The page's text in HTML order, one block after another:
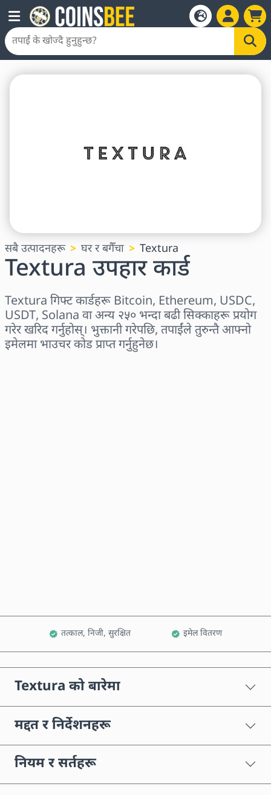
सबै उत्पादनहरू घर र बगैँचा Textura
Textura उपहार कार्ड
Textura गिफ्ट कार्डहरू Bitcoin, Ethereum, USDC,
USDT, Solana वा अन्य २५० भन्दा बढी सिक्काहरू प्रयोग
गरेर खरिद गर्नुहोस्। भुक्तानी गरेपछि, तपाईंले तुरुन्तै आफ्नो
इमेलमा भाउचर कोड प्राप्त गर्नुहुनेछ।
तत्काल, निजी, सुरक्षित इमेल वितरण
Textura को बारेमा
मद्दत र निर्देशनहरू
नियम र सर्तहरू